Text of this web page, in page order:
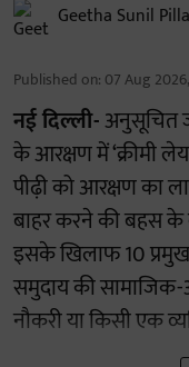
Geetha Sunil
Published on: 07 Aug
नई दिल्ली-अनुसूचित
के आरक्षण में ‘क्रीमी
पीढ़ी को आरक्षण का
बाहर करने की बहस के
इसके खिलाफ 10
समुदाय की
नौकरी या किसी एक